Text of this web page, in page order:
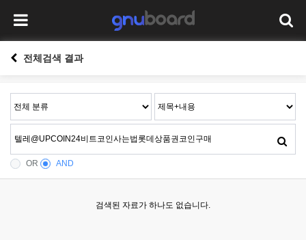
전체검색 결과
OR AND
검색된 자료가 하나도 없습니다.